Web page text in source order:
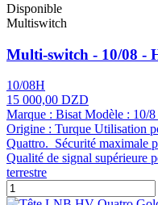
Disponible
Multiswitch
Multi-switch - 10/08 -
10/08H
15 000,00 DZD
Marque : Bisat Modèle : 10/
Origine : Turque Utilisation
Quattro. Sécurité maximale
Qualité de signal supérieure
terrestre